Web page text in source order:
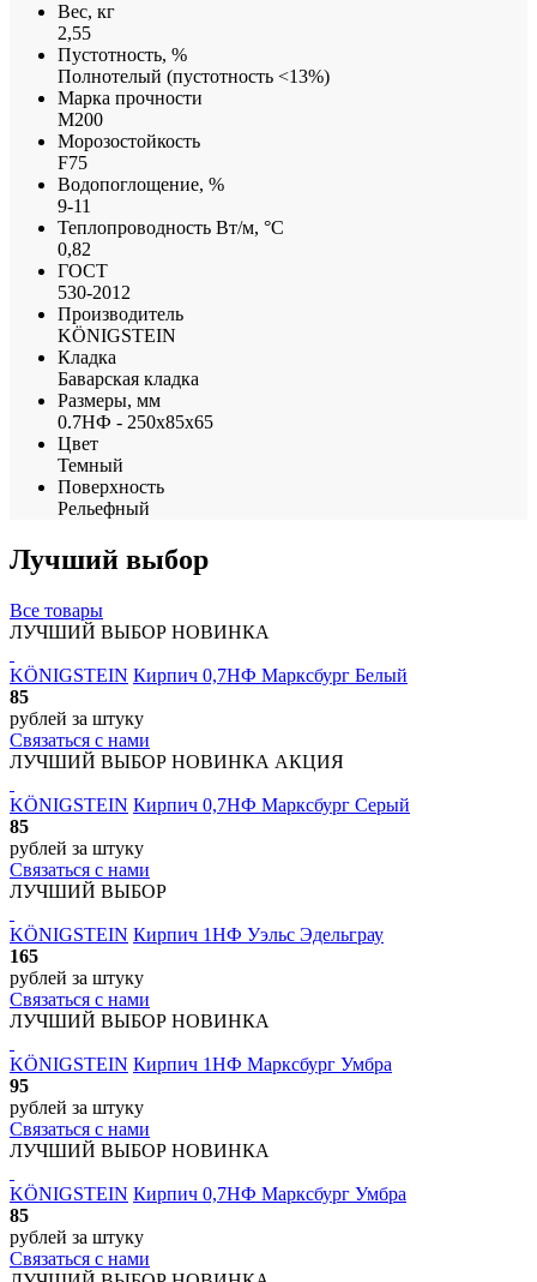
Вес, кг
2,55
Пустотность, %
Полнотелый (пустотность <13%)
Марка прочности
М200
Морозостойкость
F75
Водопоглощение, %
9-11
Теплопроводность Вт/м, °С
0,82
ГОСТ
530-2012
Производитель
KÖNIGSTEIN
Кладка
Баварская кладка
Размеры, мм
0.7НФ - 250х85х65
Цвет
Темный
Поверхность
Рельефный
Лучший выбор
Все товары
ЛУЧШИЙ ВЫБОР НОВИНКА
KÖNIGSTEIN Кирпич 0,7НФ Марксбург Белый
85
рублей за штуку
Связаться с нами
ЛУЧШИЙ ВЫБОР НОВИНКА АКЦИЯ
KÖNIGSTEIN Кирпич 0,7НФ Марксбург Серый
85
рублей за штуку
Связаться с нами
ЛУЧШИЙ ВЫБОР
KÖNIGSTEIN Кирпич 1НФ Уэльс Эдельграу
165
рублей за штуку
Связаться с нами
ЛУЧШИЙ ВЫБОР НОВИНКА
KÖNIGSTEIN Кирпич 1НФ Марксбург Умбра
95
рублей за штуку
Связаться с нами
ЛУЧШИЙ ВЫБОР НОВИНКА
KÖNIGSTEIN Кирпич 0,7НФ Марксбург Умбра
85
рублей за штуку
Связаться с нами